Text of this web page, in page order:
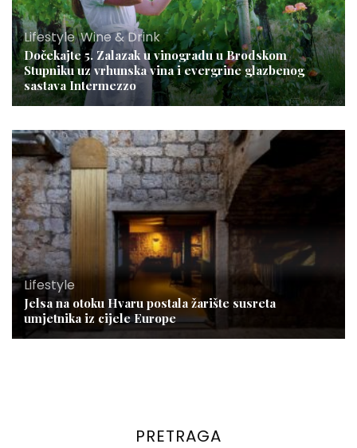
Lifestyle,Wine & Drink
Dočekajte 5. Zalazak u vinogradu u Brodskom
Stupniku uz vrhunska vina i evergrine glazbenog
sastava Intermezzo
Lifestyle
Jelsa na otoku Hvaru postala žarište susreta
umjetnika iz cijele Europe
PRETRAGA